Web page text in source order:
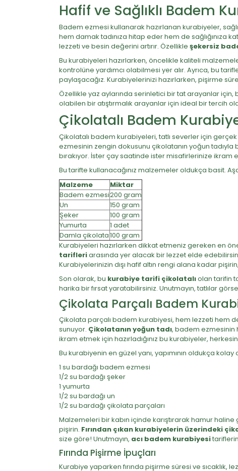
Hafif ve Sağlıklı Badem
Badem ezmesi kullanarak hazırlanan kurabiyeler,
hem damak tadınıza hitap eder hem de sağlığınıza
lezzeti ve besin değerini artırır. Özellikle şekersiz
Bu kurabiyeleri hazırlarken, öncelikle kaliteli
kontrolüne yardımcı olabilmesi yer alır. Ayrıca, bu
paylaşacağız. Kurabiyelerinizi hazırlarken, pişirme
Özellikle yaz aylarında serinletici bir tat arayanlar
olabilen bir atıştırmalık arayanlar için ideal bir tercih
Çikolatalı Badem
Çikolatalı badem kurabiyeleri, tatlı severler için
ezmesinin zengin dokusunu çikolatanın yoğun tadıyla
bırakıyor. İster çay saatinde ister misafirlerinize
Bu tarifte kullanacağınız malzemeler oldukça basit.
Malzeme
Miktar
Badem ezmesi200 gram
Un
150 gram
Şeker
100 gram
Yumurta
1 adet
Damla çikolata100 gram
Kurabiyeleri hazırlarken dikkat etmeniz gereken en
tarifleriarasında yer alacak bir lezzet elde
Kurabiyelerinizin dışı hafif altın rengi alana kadar
Son olarak, bu kurabiye tarifi çikolatalıolan tarifin
harika bir fırsat yaratabilirsiniz. Unutmayın, tatlılar
Çikolata Parçalı Badem
Çikolata parçalı badem kurabiyesi, hem lezzeti hem
sunuyor. Çikolatanın yoğun tadı, badem ezmesinin
ikram etmek için hazırladığınız bu kurabiyeler,
Bu kurabiyenin en güzel yanı, yapımının oldukça
1 su bardağı badem ezmesi
1/2 su bardağı şeker
1 yumurta
1/2 su bardağı un
1/2 su bardağı çikolata parçaları
Malzemeleri bir kabın içinde karıştırarak hamur haline
pişirin. Fırından çıkan kurabiyelerin üzerindeki
size göre! Unutmayın, acı badem kurabiyesi
Fırında Pişirme İpuçları
Kurabiye yaparken fırında pişirme süresi ve sıcaklık,